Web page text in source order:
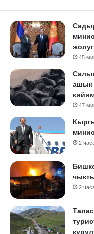
45
ашык
47
2
2